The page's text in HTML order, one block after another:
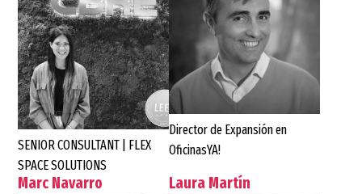
SENIOR CONSULTANT | FLEX
SPACE SOLUTIONS
Director de Expansión en
OficinasYA!
Marc Navarro Laura Martín